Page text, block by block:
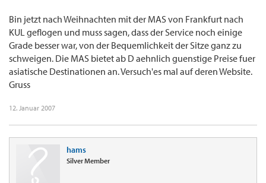
Bin jetzt nach Weihnachten mit der MAS von Frankfurt nach
KUL geflogen und muss sagen, dass der Service noch einige
Grade besser war, von der Bequemlichkeit der Sitze ganz zu
schweigen. Die MAS bietet ab D aehnlich guenstige Preise fuer
asiatische Destinationen an. Versuch'es mal auf deren Website.
Gruss
12. Januar 2007
hams
Silver Member